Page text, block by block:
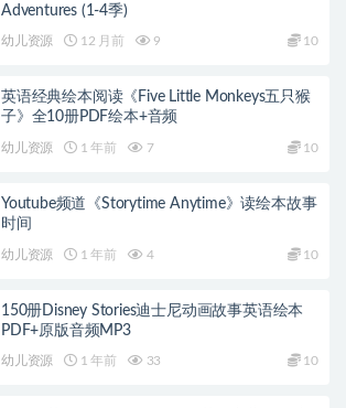
Adventures (1-4季)
幼儿资源 12 月前 9 10
英语经典绘本阅读《Five Little Monkeys五只猴
子》全10册PDF绘本+音频
幼儿资源 1 年前 7 10
Youtube频道《Storytime Anytime》读绘本故事
时间
幼儿资源 1 年前 4 10
150册Disney Stories迪士尼动画故事英语绘本
PDF+原版音频MP3
幼儿资源 1 年前 33 10